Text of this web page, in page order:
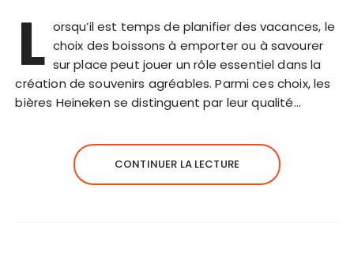
L orsqu’il est temps de planifier des vacances, le
choix des boissons à emporter ou à savourer
sur place peut jouer un rôle essentiel dans la
création de souvenirs agréables. Parmi ces choix, les
bières Heineken se distinguent par leur qualité…
CONTINUER LA LECTURE